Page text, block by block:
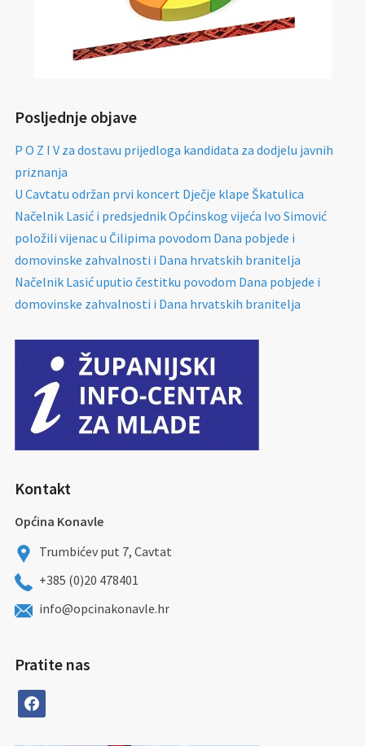
Posljednje objave
P O Z I V za dostavu prijedloga kandidata za dodjelu javnih
priznanja
U Cavtatu održan prvi koncert Dječje klape Škatulica
Načelnik Lasić i predsjednik Općinskog vijeća Ivo Simović
položili vijenac u Čilipima povodom Dana pobjede i
domovinske zahvalnosti i Dana hrvatskih branitelja
Načelnik Lasić uputio čestitku povodom Dana pobjede i
domovinske zahvalnosti i Dana hrvatskih branitelja
Kontakt
Općina Konavle
Trumbićev put 7, Cavtat
+385 (0)20 478401
info@opcinakonavle.hr
Pratite nas
facebook